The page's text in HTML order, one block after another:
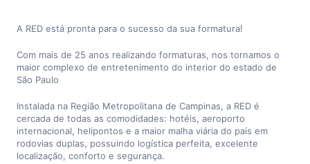
A RED está pronta para o sucesso da sua formatura!
Com mais de 25 anos realizando formaturas, nos tornamos o
maior complexo de entretenimento do interior do estado de
São Paulo
Instalada na Região Metropolitana de Campinas, a RED é
cercada de todas as comodidades: hotéis, aeroporto
internacional, helipontos e a maior malha viária do país em
rodovias duplas, possuindo logística perfeita, excelente
localização, conforto e segurança.